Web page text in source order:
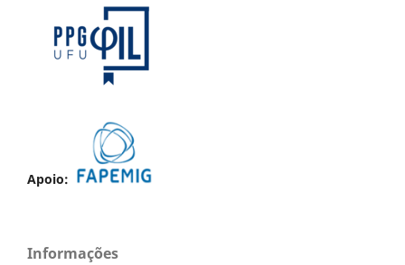
Apoio:
Informações